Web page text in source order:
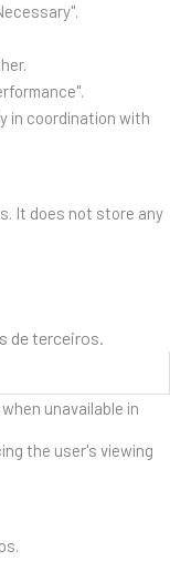
in coordination with
It does not store any
de terceiros.
unavailable in
the user's viewing